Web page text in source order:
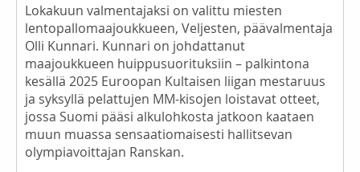
Lokakuun valmentajaksi on valittu miesten
lentopallomaajoukkueen, Veljesten, päävalmentaja
Olli Kunnari. Kunnari on johdattanut
maajoukkueen huippusuorituksiin – palkintona
kesällä 2025 Euroopan Kultaisen liigan mestaruus
ja syksyllä pelattujen MM-kisojen loistavat otteet,
jossa Suomi pääsi alkulohkosta jatkoon kaataen
muun muassa sensaatiomaisesti hallitsevan
olympiavoittajan Ranskan.